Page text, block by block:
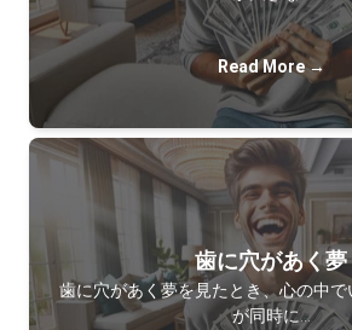
Read More →
歯に穴があく夢
歯に穴があく夢を見たとき、心の中
が同時に…